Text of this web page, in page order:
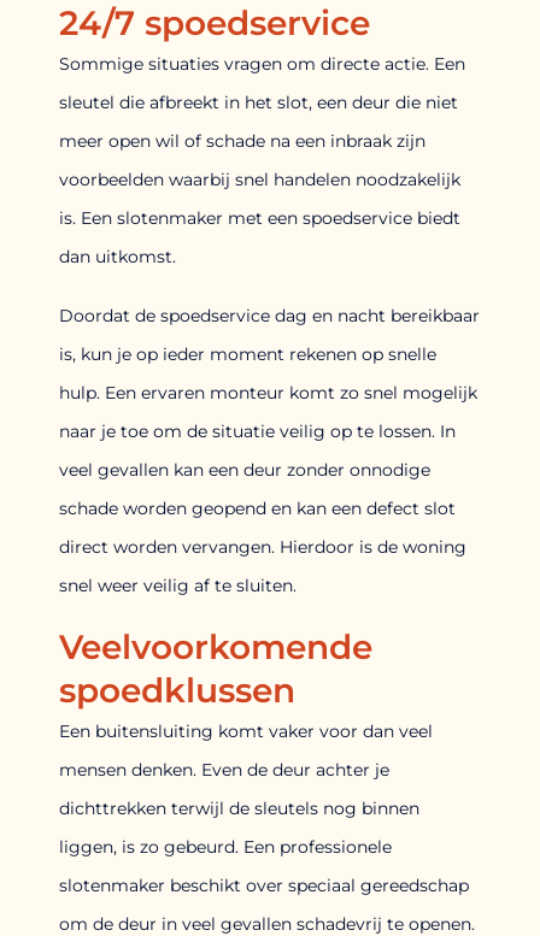
24/7 spoedservice
Sommige situaties vragen om directe actie. Een
sleutel die afbreekt in het slot, een deur die niet
meer open wil of schade na een inbraak zijn
voorbeelden waarbij snel handelen noodzakelijk
is. Een slotenmaker met een spoedservice biedt
dan uitkomst.
Doordat de spoedservice dag en nacht bereikbaar
is, kun je op ieder moment rekenen op snelle
hulp. Een ervaren monteur komt zo snel mogelijk
naar je toe om de situatie veilig op te lossen. In
veel gevallen kan een deur zonder onnodige
schade worden geopend en kan een defect slot
direct worden vervangen. Hierdoor is de woning
snel weer veilig af te sluiten.
Veelvoorkomende
spoedklussen
Een buitensluiting komt vaker voor dan veel
mensen denken. Even de deur achter je
dichttrekken terwijl de sleutels nog binnen
liggen, is zo gebeurd. Een professionele
slotenmaker beschikt over speciaal gereedschap
om de deur in veel gevallen schadevrij te openen.